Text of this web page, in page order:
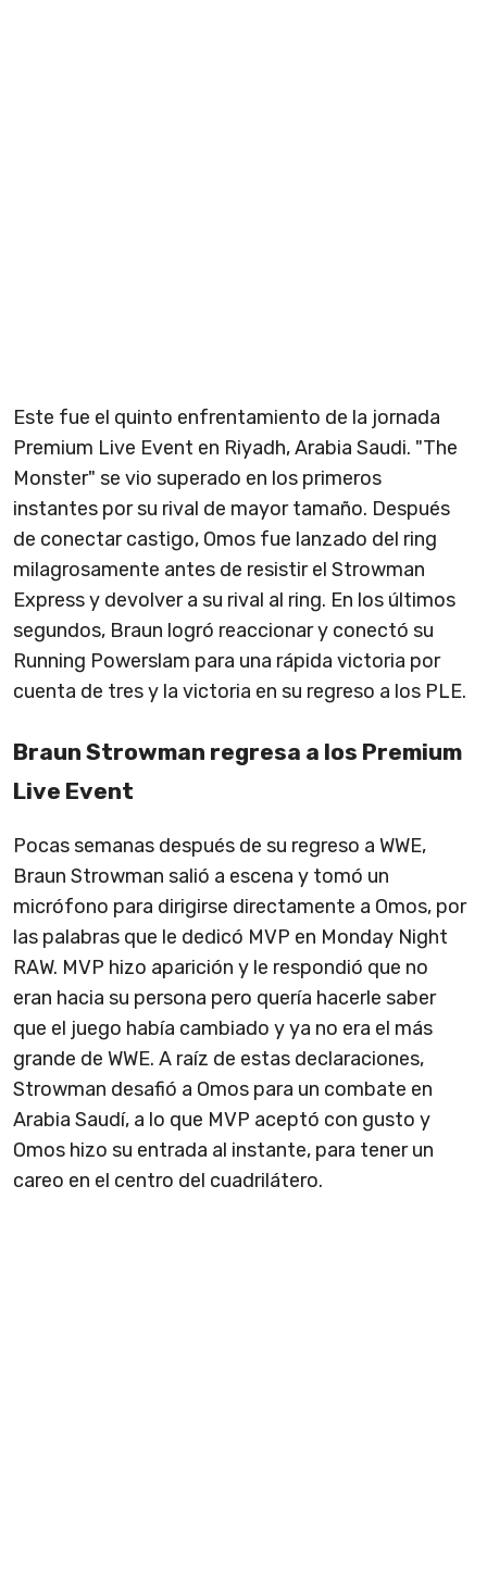
Este fue el quinto enfrentamiento de la jornada
Premium Live Event en Riyadh, Arabia Saudi. "The
Monster" se vio superado en los primeros
instantes por su rival de mayor tamaño. Después
de conectar castigo, Omos fue lanzado del ring
milagrosamente antes de resistir el Strowman
Express y devolver a su rival al ring. En los últimos
segundos, Braun logró reaccionar y conectó su
Running Powerslam para una rápida victoria por
cuenta de tres y la victoria en su regreso a los PLE.
Braun Strowman regresa a los Premium
Live Event
Pocas semanas después de su regreso a WWE,
Braun Strowman salió a escena y tomó un
micrófono para dirigirse directamente a Omos, por
las palabras que le dedicó MVP en Monday Night
RAW. MVP hizo aparición y le respondió que no
eran hacia su persona pero quería hacerle saber
que el juego había cambiado y ya no era el más
grande de WWE. A raíz de estas declaraciones,
Strowman desafió a Omos para un combate en
Arabia Saudí, a lo que MVP aceptó con gusto y
Omos hizo su entrada al instante, para tener un
careo en el centro del cuadrilátero.